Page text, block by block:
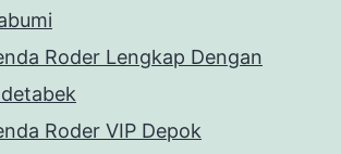
Roder Lengkap Dengan
Roder VIP Depok